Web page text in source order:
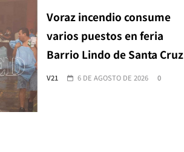
Voraz incendio consume
varios puestos en feria
Barrio Lindo de Santa Cruz
V21 6 DE AGOSTO DE 2026 0